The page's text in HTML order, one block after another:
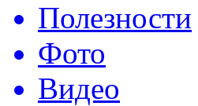
Полезности
Фото
Видео